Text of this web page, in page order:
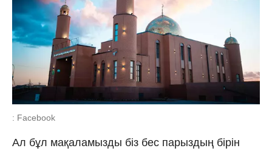
: Facebook
Ал бұл мақаламызды біз бес парыздың бірін